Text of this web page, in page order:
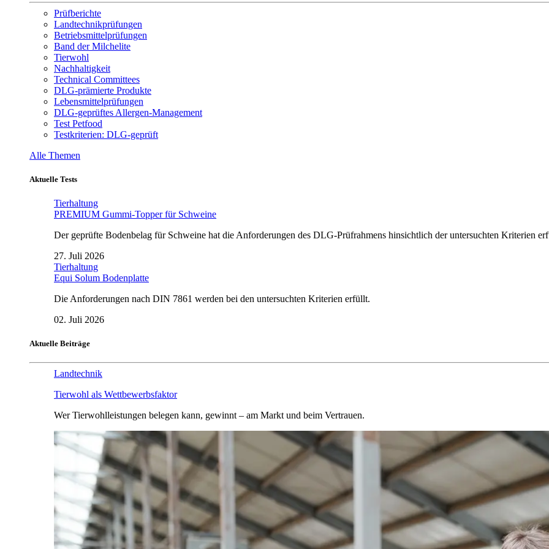
Prüfberichte
Landtechnikprüfungen
Betriebsmittelprüfungen
Band der Milchelite
Tierwohl
Nachhaltigkeit
Technical Committees
DLG-prämierte Produkte
Lebensmittelprüfungen
DLG-geprüftes Allergen-Management
Test Petfood
Testkriterien: DLG-geprüft
Alle Themen
Aktuelle Tests
Tierhaltung
PREMIUM Gummi-Topper für Schweine
Der geprüfte Bodenbelag für Schweine hat die Anforderungen des DLG-Prüfrahmens hinsichtlich der untersuchten Kriterien
27. Juli 2026
Tierhaltung
Equi Solum Bodenplatte
Die Anforderungen nach DIN 7861 werden bei den untersuchten Kriterien erfüllt.
02. Juli 2026
Aktuelle Beiträge
Landtechnik
Tierwohl als Wettbewerbsfaktor
Wer Tierwohlleistungen belegen kann, gewinnt – am Markt und beim Vertrauen.